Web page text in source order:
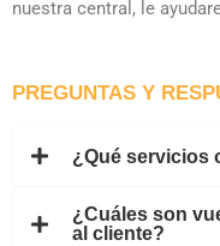
nuestra central, le
PREGUNTAS Y
¿Qué servicios
¿Cuáles son
al cliente?